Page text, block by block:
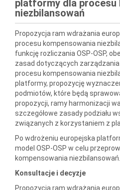
platformy dla procesu
niezbilansowań
Propozycja ram wdrażania
procesu kompensowania
funkcję rozliczania OSP-OSP,
zasad dotyczących
procesu kompensowania
platformy, propozycję
podmiotów, które będą
propozycji, ramy harmonizacji
szczegółowe zasady podziału
związanych z korzystaniem z
Po wdrożeniu europejska
model OSP-OSP w celu
kompensowania niezbilansowań.
Konsultacje i decyzje
Propozycja ram wdrażania